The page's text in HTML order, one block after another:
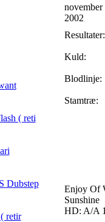
( reti
Dubstep
retir
november
2002
Resultater:
Kuld:
Blodlinje:
Stamtræ:
Enjoy Of
Sunshine
HD: A/A